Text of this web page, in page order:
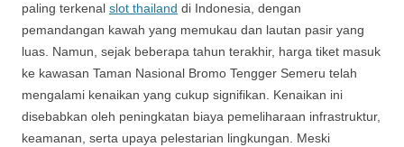
paling terkenal slot thailand di Indonesia, dengan
pemandangan kawah yang memukau dan lautan pasir yang
luas. Namun, sejak beberapa tahun terakhir, harga tiket masuk
ke kawasan Taman Nasional Bromo Tengger Semeru telah
mengalami kenaikan yang cukup signifikan. Kenaikan ini
disebabkan oleh peningkatan biaya pemeliharaan infrastruktur,
keamanan, serta upaya pelestarian lingkungan. Meski